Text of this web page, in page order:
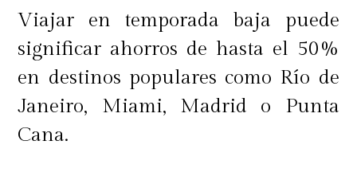
visitar este 2023", de acuerdo a lo
publicado por la Revista Time. En
este extraordinario destino,
absolutamente familiar, conocerán
Puerto Natales y sus alrededores
Viajar en temporada baja puede
significar ahorros de hasta el 50%
en destinos populares como Río de
Janeiro, Miami, Madrid o Punta
Cana.